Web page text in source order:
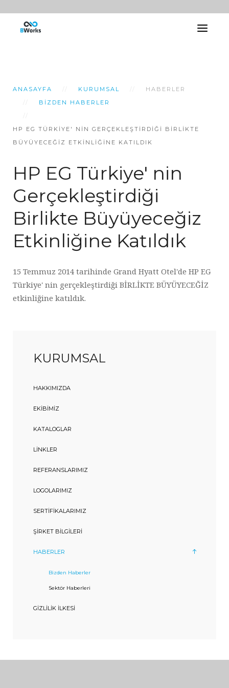
ANASAYFA KURUMSAL
HABERLER
BIZDEN HABERLER
HP EG TÜRKIYE' NIN GERÇEKLEŞTIRDIĞI BIRLIKTE
BÜYÜYECEĞIZ ETKINLIĞINE KATILDIK
HP EG Türkiye' nin
Gerçekleştirdiği
Birlikte Büyüyeceğiz
Etkinliğine Katıldık
15 Temmuz 2014 tarihinde Grand Hyatt Otel'de HP EG
Türkiye' nin gerçekleştirdiği BİRLİKTE BÜYÜYECEĞİZ
etkinliğine katıldık.
KURUMSAL
HAKKIMIZDA
EKIBIMIZ
KATALOGLAR
LINKLER
REFERANSLARIMIZ
LOGOLARIMIZ
SERTIFIKALARIMIZ
ŞIRKET BILGILERI
HABERLER
Bizden Haberler
Sektör Haberleri
GIZLILIK İLKESI